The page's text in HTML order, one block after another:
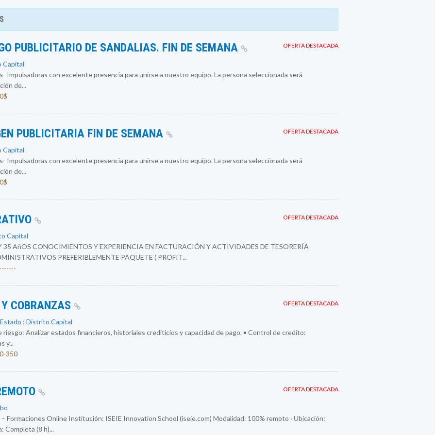
OFERTA DESTACADA
PUBLICITARIO DE SANDALIAS. FIN DE SEMANA
Capital
Impulsadoras con excelente presencia para unirse a nuestro equipo. La persona seleccionada será
de...
OFERTA DESTACADA
PUBLICITARIA FIN DE SEMANA
Capital
Impulsadoras con excelente presencia para unirse a nuestro equipo. La persona seleccionada será
de...
OFERTA DESTACADA
Capital
35 AñOS CONOCIMIENTOS Y EXPERIENCIA EN FACTURACIÓN Y ACTIVIDADES DE TESORERÍA
PREFERIBLEMENTE PAQUETE ( PROFIT...
OFERTA DESTACADA
COBRANZAS
: Distrito Capital
riesgo: Analizar estados financieros, historiales crediticios y capacidad de pago. • Control de credito:
y...
350
OFERTA DESTACADA
Formaciones Online Institución: ISEIE Innovation School (iseie.com) Modalidad: 100% remoto · Ubicación:
Completa (8 h)...